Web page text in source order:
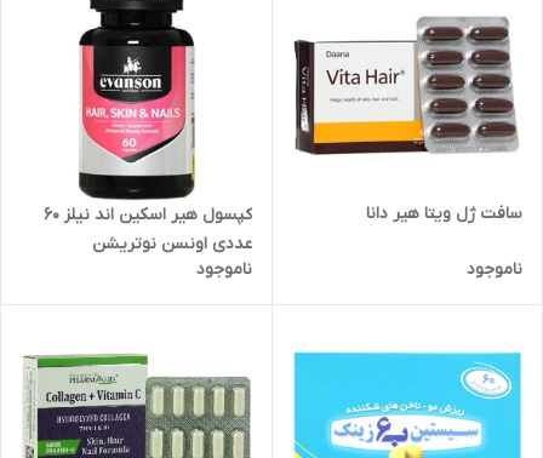
سافت ژل ویتا هیر دانا
ناموجود
کپسول هیر اسکین اند نیلز 60
عددی اونسن نوتریشن
ناموجود